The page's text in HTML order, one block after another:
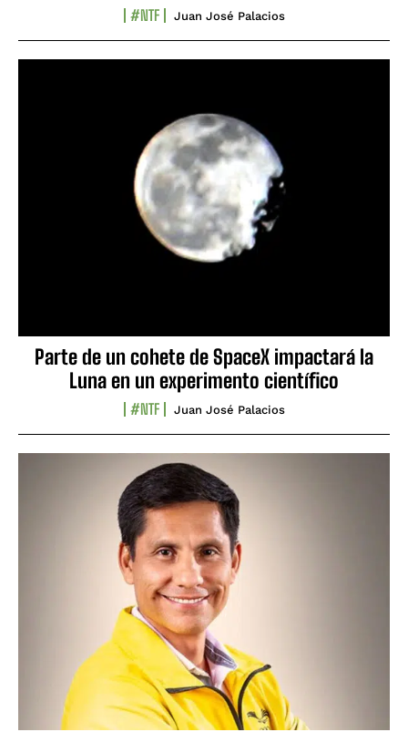
#NTF Juan José Palacios
Parte de un cohete de SpaceX impactará la
Luna en un experimento científico
#NTF Juan José Palacios